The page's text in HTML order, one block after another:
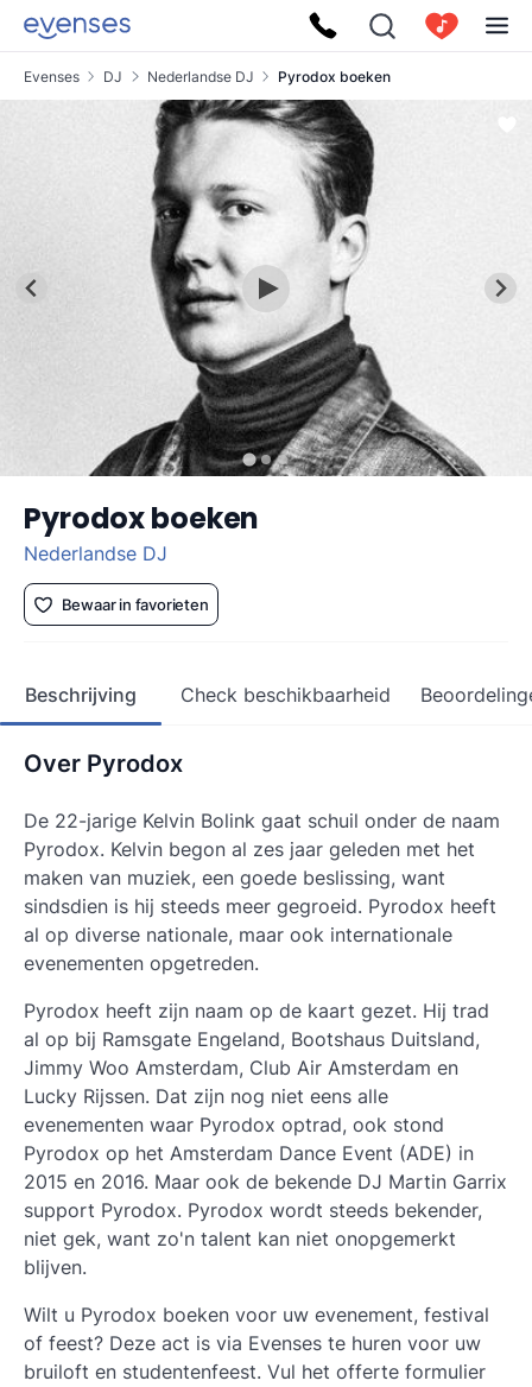
Evenses DJ Nederlandse DJ Pyrodox boeken
Pyrodox boeken
Nederlandse DJ
Bewaar in favorieten
Beschrijving Check beschikbaarheid
Over Pyrodox
De 22-jarige Kelvin Bolink gaat schuil onder de naam
Pyrodox. Kelvin begon al zes jaar geleden met het
maken van muziek, een goede beslissing, want
sindsdien is hij steeds meer gegroeid. Pyrodox heeft
al op diverse nationale, maar ook internationale
evenementen opgetreden.
Pyrodox heeft zijn naam op de kaart gezet. Hij trad
al op bij Ramsgate Engeland, Bootshaus Duitsland,
Jimmy Woo Amsterdam, Club Air Amsterdam en
Lucky Rijssen. Dat zijn nog niet eens alle
evenementen waar Pyrodox optrad, ook stond
Pyrodox op het Amsterdam Dance Event (ADE) in
2015 en 2016. Maar ook de bekende DJ Martin Garrix
support Pyrodox. Pyrodox wordt steeds bekender,
niet gek, want zo'n talent kan niet onopgemerkt
blijven.
Wilt u Pyrodox boeken voor uw evenement, festival
of feest? Deze act is via Evenses te huren voor uw
bruiloft en studentenfeest. Vul het offerte formulier